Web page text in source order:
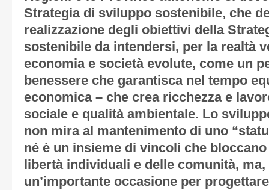
Strategia di sviluppo sostenibile, che
realizzazione degli obiettivi della
sostenibile da intendersi, per la realtà
economia e società evolute, come un
benessere che garantisca nel tempo
economica – che crea ricchezza e
sociale e qualità ambientale. Lo
non mira al mantenimento di uno
né è un insieme di vincoli che
libertà individuali e delle comunità,
un’importante occasione per